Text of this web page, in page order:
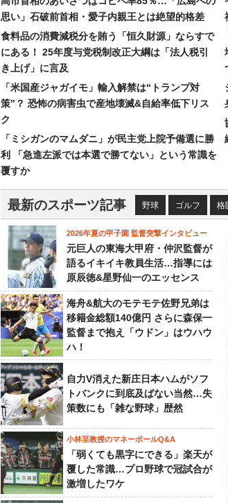
思い」石破前首相・愛子内親王とは絶望的格差
食料品の消費減税分を賄う「恒久財源」ならすで
にある！ 25年度与党税制改正大綱は「法人税引
き上げ」に言及
「米国産ジャガイモ」輸入解禁は“トランプ対
策”？ 恐怖の病害虫で産地壊滅&自給率低下リス
ク
「ミシガンのマムダニ」が民主党上院予備選に勝
利 「急進左派では本選で勝てない」という常識を
覆すか
最新のスポーツ記事 野球 ゴルフ 格
2026年夏の甲子園 監督突撃インタビュー
元巨人の東海大甲府・仲沢監督が
語るイキイキ教員生活…指導には
原辰徳&星野仙一のエッセンス
海舟&航大のモテモテ佐野兄弟は
移籍金総額140億円 さらに森保一
監督まで抱え「ウドン」はウハウ
ハ！
自力V消えた新庄日本ハムがソフ
トバンクに到底及ばない当然…失
策数にも「雑な野球」歴然
小林至教授のマネーボールQ&A
「弱くても黒字にできる」楽天が
覆した常識…プロ野球で冠試合が
激増したワケ